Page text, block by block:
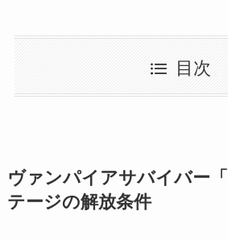
目次
ヴァンパイアサバイバー
テージの解放条件